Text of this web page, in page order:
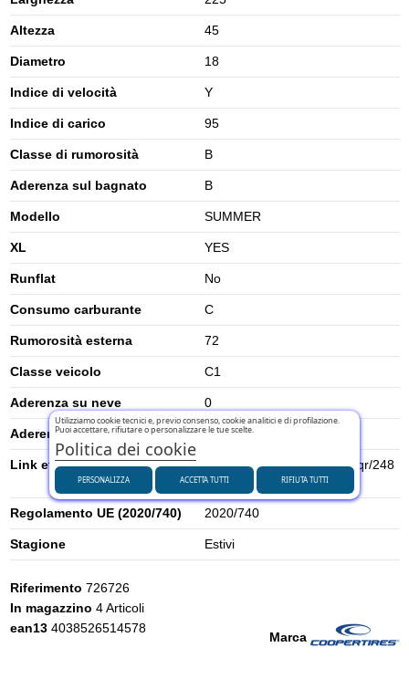
Altezza 45
Diametro 18
Indice di velocità Y
Indice di carico 95
Classe di rumorosità B
Aderenza sul bagnato B
Modello SUMMER
XL YES
Runflat No
Consumo carburante C
Rumorosità esterna 72
Classe veicolo C1
Aderenza su neve 0
Aderenza su ghiaccio 0
Link etichetta energetica UE
https://eprel.ec.europa.eu/qr/248
0909
Regolamento UE (2020/740) 2020/740
Stagione Estivi
Marca
Riferimento 726726
In magazzino 4 Articoli
ean13 4038526514578
Utilizziamo cookie tecnici e, previo consenso, cookie analitici e di profilazione.
Puoi accettare, rifiutare o personalizzare le tue scelte.
Politica dei cookie
PERSONALIZZA RIFIUTA TUTTI
ACCETTA TUTTI